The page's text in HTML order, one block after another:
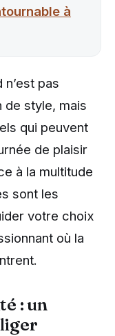
à
pas
de style, mais
qui peuvent
de plaisir
à la multitude
sont les
votre choix
où la
: un